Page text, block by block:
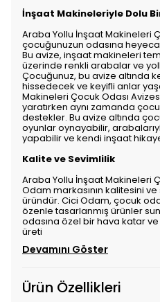
İnşaat Makineleriyle Dolu
Araba Yollu İnşaat Makineleri
çocuğunuzun odasına
Bu avize, inşaat makineleri
üzerinde renkli arabalar ve
Çocuğunuz, bu avize altında
hissedecek ve keyifli anlar
Makineleri Çocuk Odası
yaratırken aynı zamanda
destekler. Bu avize altında
oyunlar oynayabilir,
yapabilir ve kendi inşaat
Kalite ve Sevimlilik
Araba Yollu İnşaat Makineleri
Odam markasının kalitesini
üründür. Cici Odam, çocuk
özenle tasarlanmış ürünler
odasına özel bir hava katar
üreti
Devamını Göster
Ürün Özellikleri